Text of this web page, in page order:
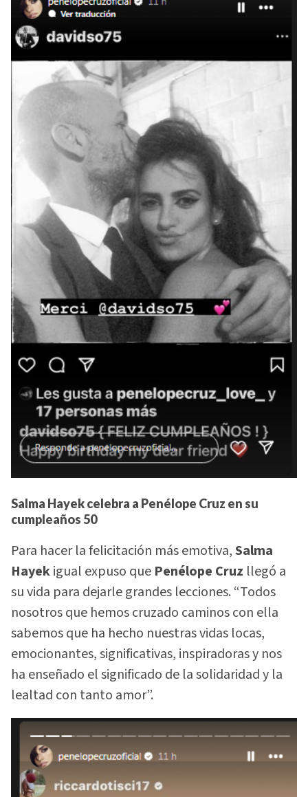
Salma Hayek celebra a Penélope Cruz en su
cumpleaños 50
Para hacer la felicitación más emotiva,Salma
Hayekigual expuso que Penélope Cruz llegó a
su vida para dejarle grandes lecciones. “Todos
nosotros que hemos cruzado caminos con ella
sabemos que ha hecho nuestras vidas locas,
emocionantes, significativas, inspiradoras y nos
ha enseñado el significado de la solidaridad y la
lealtad con tanto amor”.